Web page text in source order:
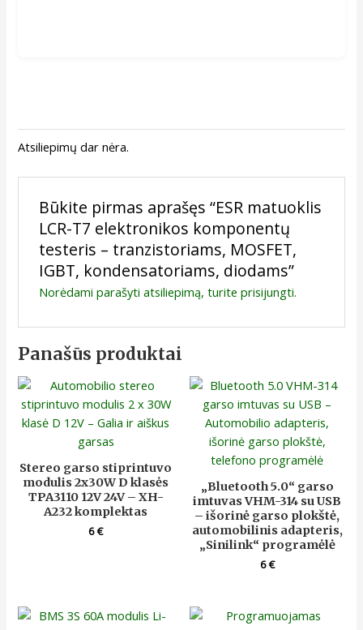
Atsiliepimų dar nėra.
Būkite pirmas aprašęs “ESR matuoklis
LCR-T7 elektronikos komponentų
testeris – tranzistoriams, MOSFET,
IGBT, kondensatoriams, diodams”
Norėdami parašyti atsiliepimą, turite prisijungti.
Panašūs produktai
Stereo garso stiprintuvo
modulis 2x30W D klasės
TPA3110 12V 24V – XH-
A232 komplektas
6€
„Bluetooth 5.0“ garso
imtuvas VHM-314 su USB
– išorinė garso plokštė,
automobilinis adapteris,
„Sinilink“ programėlė
6€